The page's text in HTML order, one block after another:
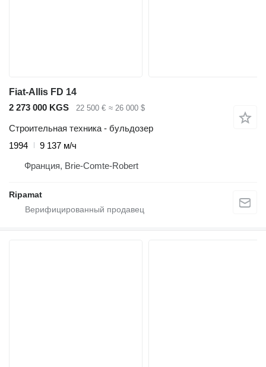
Fiat-Allis FD 14
2 273 000 KGS
22 500 € ≈ 26 000 $
Строительная техника - бульдозер
1994
9 137 м/ч
Франция, Brie-Comte-Robert
Ripamat